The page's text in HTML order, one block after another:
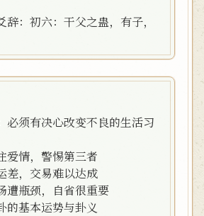
辞：初六：干父之蛊，有子，
必须有决心改变不良的生活习
爱情，警惕第三者
差，交易难以达成
遭瓶颈，自省很重要
的基本运势与卦义